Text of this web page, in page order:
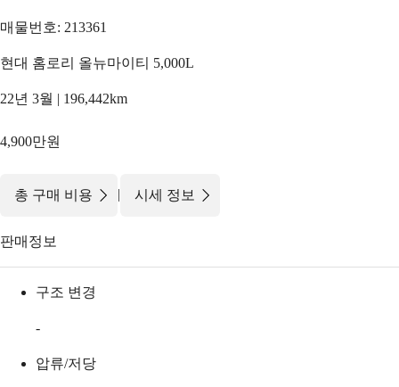
매물번호: 213361
현대 홈로리 올뉴마이티 5,000L
22년 3월 | 196,442km
4,900만원
총 구매 비용 | 시세 정보
판매정보
구조 변경
-
압류/저당